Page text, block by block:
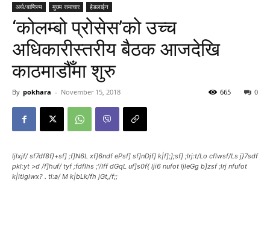
अर्थ/बाणिज्य मुख्य समाचार हेडलाईन
‘कोलम्बो प्रोसेस’को उच्च
अधिकारीस्तरीय बैठक आजदेखि
काठमाडौँमा शुरु
By pokhara - November 15, 2018 0
665
ljlxjf/ sf7df8f}+sf] ;f]N6L xf]6ndf ePsf] sf]nDjf] k|f];];sf] ;lrj:t/Lo cflwsf/Ls j}7sdf
pkl:yt >d /f]huf/ tyf ;fdflhs ;'/Iff dGqL uf]s0f{ lji6 nufot ljleGg b]zsf ;lrj nfufot
k|ltlglwx? . tl:a/ M k|bLk/fh jGt,/f;;